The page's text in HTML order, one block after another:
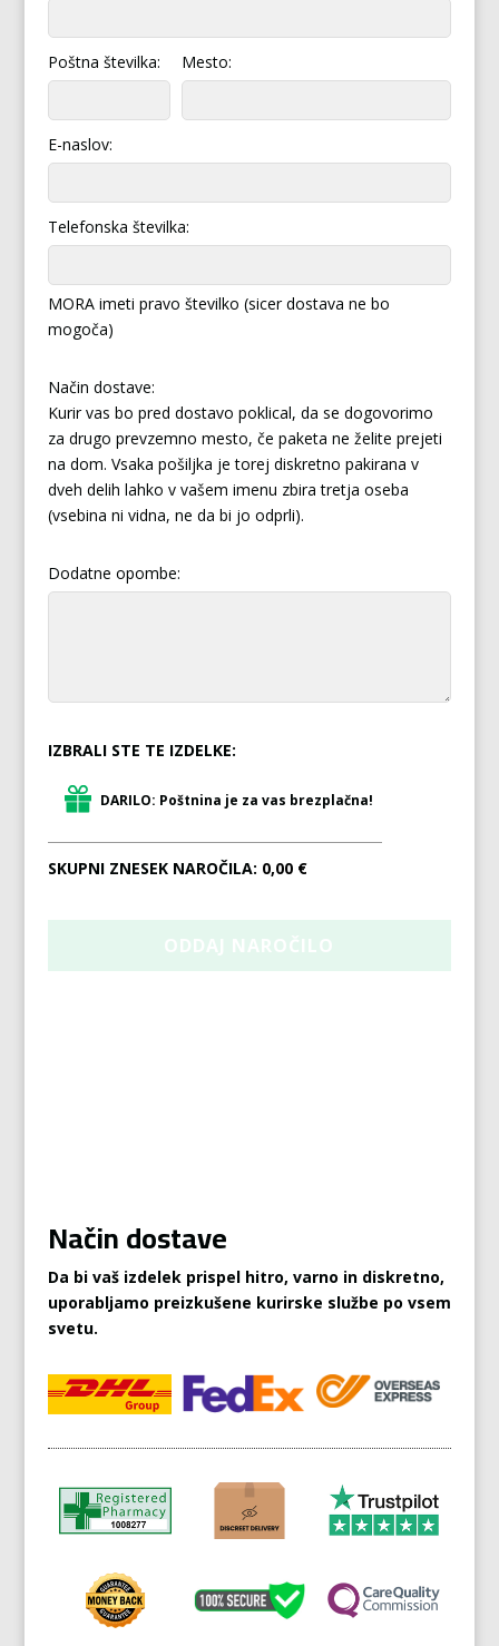
Poštna številka: Mesto:
E-naslov:
Telefonska številka:
MORA imeti pravo številko (sicer dostava ne bo
mogoča)
Način dostave:
Kurir vas bo pred dostavo poklical, da se dogovorimo
za drugo prevzemno mesto, če paketa ne želite prejeti
na dom. Vsaka pošiljka je torej diskretno pakirana v
dveh delih lahko v vašem imenu zbira tretja oseba
(vsebina ni vidna, ne da bi jo odprli).
Dodatne opombe:
IZBRALI STE TE IZDELKE:
DARILO: Poštnina je za vas brezplačna!
SKUPNI ZNESEK NAROČILA: 0,00 €
Način dostave
Da bi vaš izdelek prispel hitro, varno in diskretno,
uporabljamo preizkušene kurirske službe po vsem
svetu.